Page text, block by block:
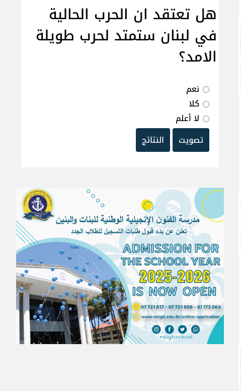
هل تعتقد ان الحرب الحالية
في لبنان ستمتد لحرب طويلة
الامد؟
نعم
كلا
لا أعلم
تصويت
النتائج